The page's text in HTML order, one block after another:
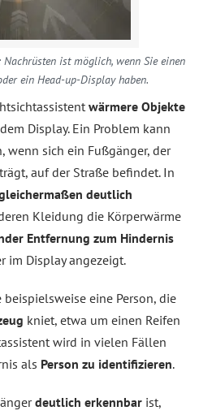
ist möglich, wenn Sie einen
ein Head-up-Display haben.
wärmere Objekte
Display. Ein Problem kann
wenn sich ein Fußgänger, der
trägt, auf der Straße befindet. In
deutlich
Kleidung die Körperwärme
Entfernung zum Hindernis
im Display angezeigt.
eine Person, die
kniet, etwa um einen Reifen
wird in vielen Fällen
als Person zu identifizieren.
deutlich erkennbar ist,